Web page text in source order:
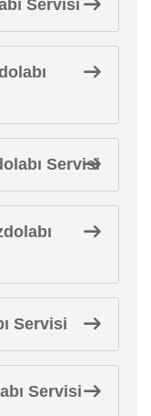
Servisi
Servisi
Servisi
Servisi